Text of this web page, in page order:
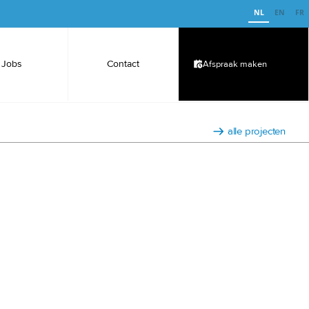
NL EN FR
Jobs Contact Afspraak maken
alle projecten